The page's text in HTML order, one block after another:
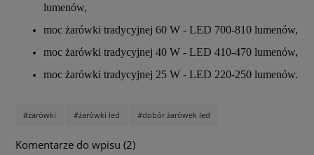
lumenów,
moc żarówki tradycyjnej 60 W - LED 700-810 lumenów,
moc żarówki tradycyjnej 40 W - LED 410-470 lumenów,
moc żarówki tradycyjnej 25 W - LED 220-250 lumenów.
#żarówki #żarówki led #dobór żarówek led
Komentarze do wpisu (2)